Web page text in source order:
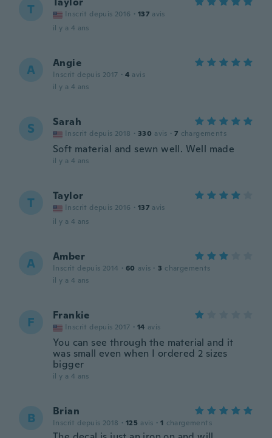
T Inscrit depuis 2016 · 137 avis
il y a 4 ans
A Angie
Inscrit depuis 2017 · 4 avis
il y a 4 ans
S Sarah
Inscrit depuis 2018 · 330 avis · 7 chargements
Soft material and sewn well. Well made
il y a 4 ans
T Taylor
Inscrit depuis 2016 · 137 avis
il y a 4 ans
A Amber
Inscrit depuis 2014 · 60 avis · 3 chargements
il y a 4 ans
F Frankie
Inscrit depuis 2017 · 14 avis
You can see through the material and it
was small even when I ordered 2 sizes
bigger
il y a 4 ans
B Brian
Inscrit depuis 2018 · 125 avis · 1 chargements